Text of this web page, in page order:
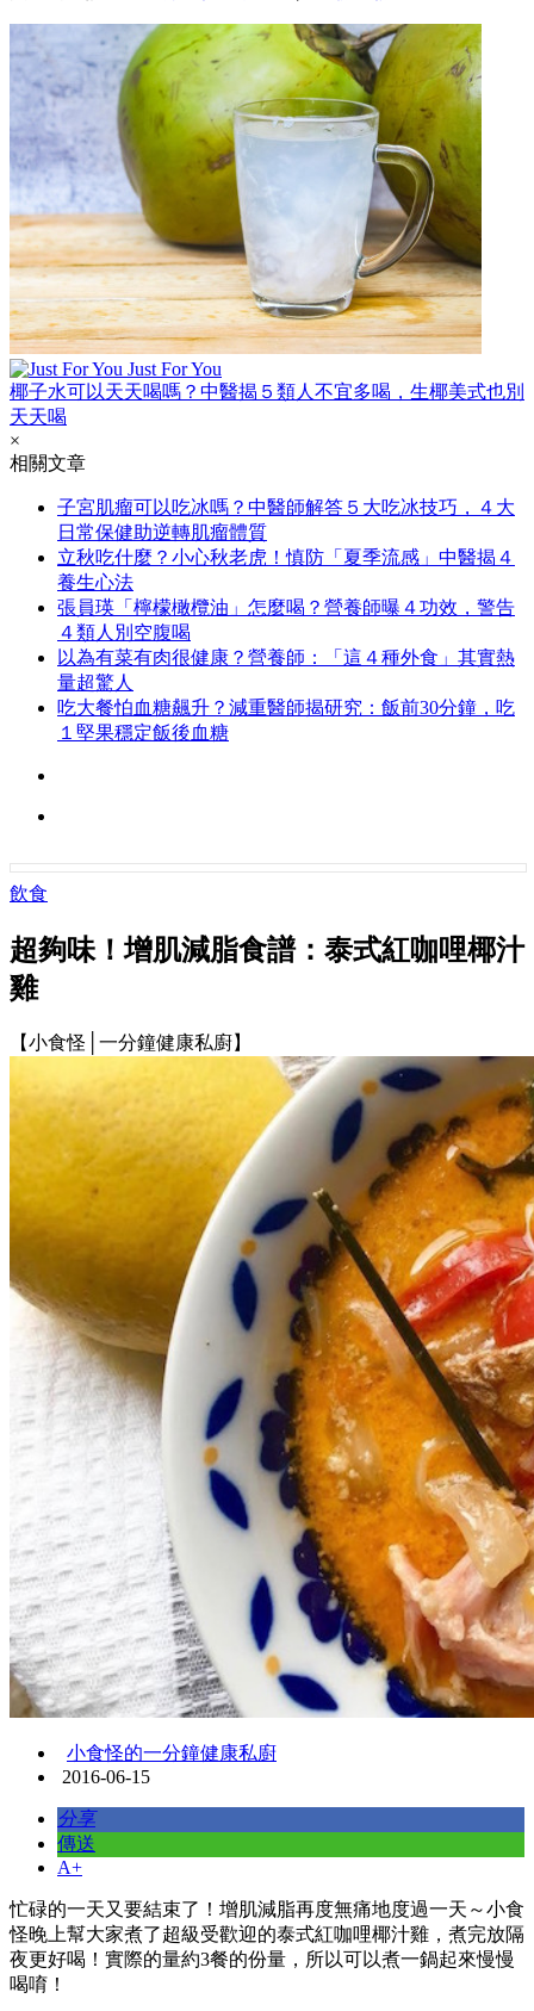
Just For You
椰子水可以天天喝嗎？中醫揭５類人不宜多喝，生椰美式也別
天天喝
×
相關文章
子宮肌瘤可以吃冰嗎？中醫師解答５大吃冰技巧，４大
日常保健助逆轉肌瘤體質
立秋吃什麼？小心秋老虎！慎防「夏季流感」中醫揭４
養生心法
張員瑛「檸檬橄欖油」怎麼喝？營養師曝４功效，警告
４類人別空腹喝
以為有菜有肉很健康？營養師：「這４種外食」其實熱
量超驚人
吃大餐怕血糖飆升？減重醫師揭研究：飯前30分鐘，吃
１堅果穩定飯後血糖
飲食
超夠味！增肌減脂食譜：泰式紅咖哩椰汁
雞
【小食怪│一分鐘健康私廚】
小食怪的一分鐘健康私廚
2016-06-15
分享
傳送
A+
忙碌的一天又要結束了！增肌減脂再度無痛地度過一天～小食
怪晚上幫大家煮了超級受歡迎的泰式紅咖哩椰汁雞，煮完放隔
夜更好喝！實際的量約3餐的份量，所以可以煮一鍋起來慢慢
喝唷！